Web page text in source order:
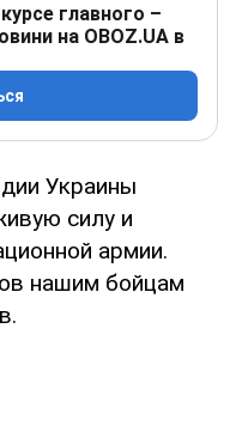
главного –
на OBOZ.UA в
Украины
силу и
армии.
нашим бойцам